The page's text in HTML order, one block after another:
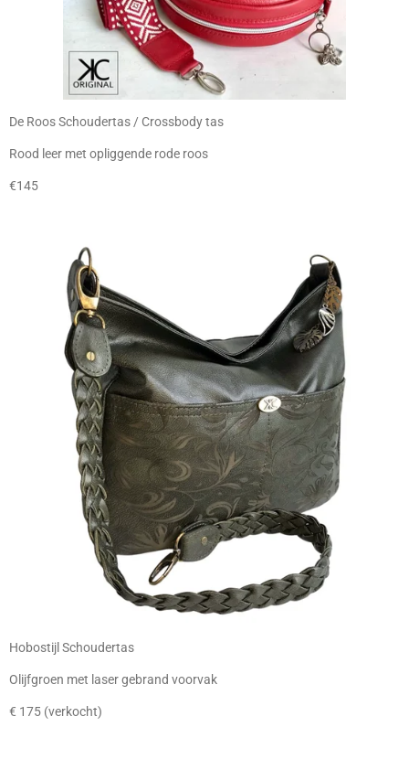
De Roos Schoudertas / Crossbody tas
Rood leer met opliggende rode roos
€145
Hobostijl Schoudertas
Olijfgroen met laser gebrand voorvak
€ 175 (verkocht)